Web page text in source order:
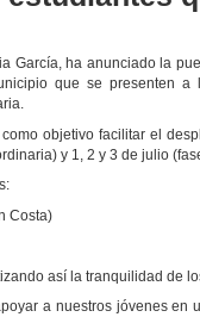
García, ha anunciado la
que se presenten
objetivo facilitar el
y 1, 2 y 3 de julio
Costa)
así la tranquilidad de
a nuestros jóvenes en